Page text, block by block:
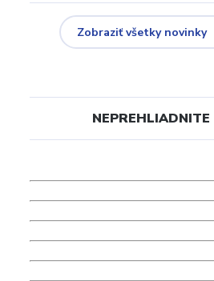
Zobraziť všetky novinky
NEPREHLIADNITE